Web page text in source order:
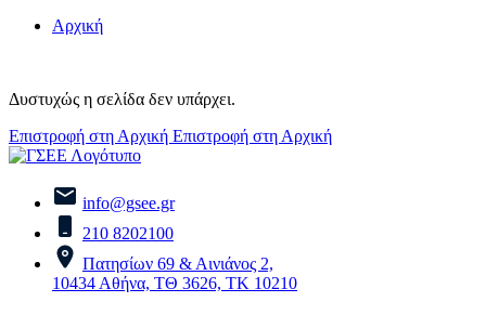
Αρχική
Δυστυχώς η σελίδα δεν υπάρχει.
Επιστροφή στη Αρχική Επιστροφή στη Αρχική
info@gsee.gr
210 8202100
Πατησίων 69 & Αινιάνος 2,
10434 Αθήνα, ΤΘ 3626, ΤΚ 10210